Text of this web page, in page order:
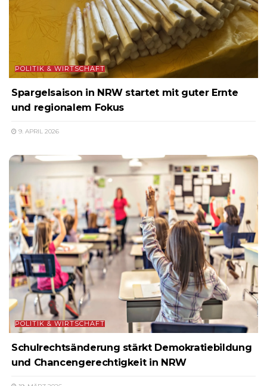
POLITIK & WIRTSCHAFT
Spargelsaison in NRW startet mit guter Ernte
und regionalem Fokus
9. APRIL 2026
POLITIK & WIRTSCHAFT
Schulrechtsänderung stärkt Demokratiebildung
und Chancengerechtigkeit in NRW